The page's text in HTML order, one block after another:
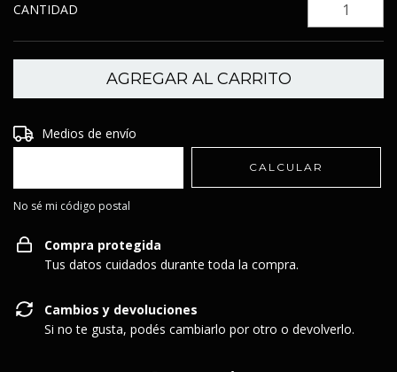
CANTIDAD
Entregas para el CP:
Medios de envío
CALCULAR
No sé mi código postal
Compra protegida
Tus datos cuidados durante toda la compra.
Cambios y devoluciones
Si no te gusta, podés cambiarlo por otro o devolverlo.